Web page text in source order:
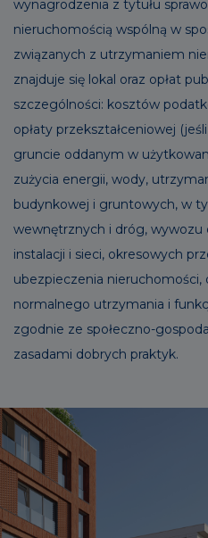
wynagrodzenia z tytułu
nieruchomością wspólną w
związanych z utrzymaniem
znajduje się lokal oraz opłat
szczególności: kosztów
opłaty przekształceniowej
gruncie oddanym w
zużycia energii, wody,
budynkowej i gruntowych, w
wewnętrznych i dróg, wywozu
instalacji i sieci, okresowych
ubezpieczenia nieruchomości,
normalnego utrzymania i
zgodnie ze społeczno-
zasadami dobrych praktyk.